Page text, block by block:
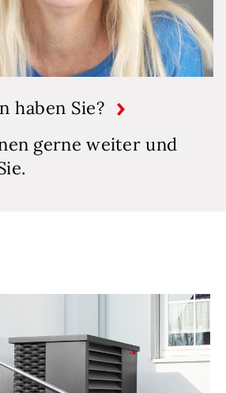
haben Sie?
gerne weiter und